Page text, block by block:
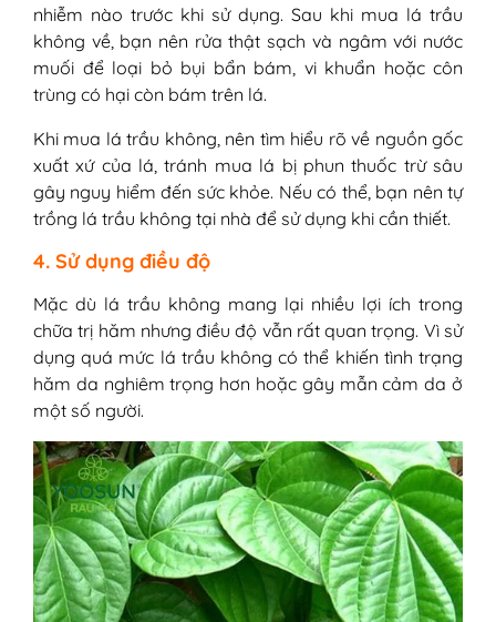
nhiễm nào trước khi sử dụng. Sau khi mua lá trầu
không về, bạn nên rửa thật sạch và ngâm với nước
muối để loại bỏ bụi bẩn bám, vi khuẩn hoặc côn
trùng có hại còn bám trên lá.
Khi mua lá trầu không, nên tìm hiểu rõ về nguồn gốc
xuất xứ của lá, tránh mua lá bị phun thuốc trừ sâu
gây nguy hiểm đến sức khỏe. Nếu có thể, bạn nên tự
trồng lá trầu không tại nhà để sử dụng khi cần thiết.
4. Sử dụng điều độ
Mặc dù lá trầu không mang lại nhiều lợi ích trong
chữa trị hăm nhưng điều độ vẫn rất quan trọng. Vì sử
dụng quá mức lá trầu không có thể khiến tình trạng
hăm da nghiêm trọng hơn hoặc gây mẫn cảm da ở
một số người.